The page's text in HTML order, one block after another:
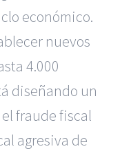
económico.
nuevos
4.000
diseñando un
fraude fiscal
agresiva de